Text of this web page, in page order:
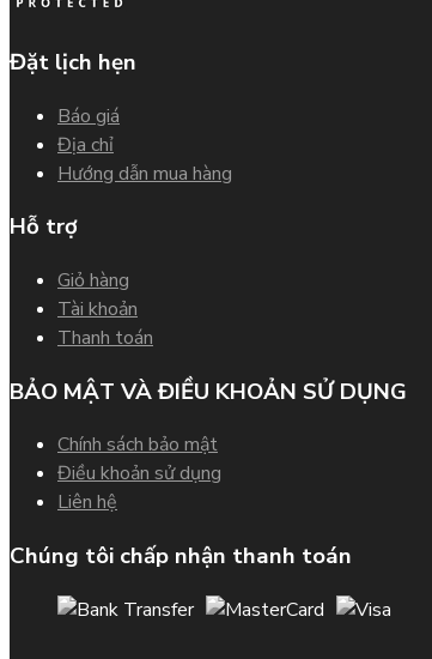
Đặt lịch hẹn
Báo giá
Địa chỉ
Hướng dẫn mua hàng
Hỗ trợ
Giỏ hàng
Tài khoản
Thanh toán
BẢO MẬT VÀ ĐIỀU KHOẢN SỬ DỤNG
Chính sách bảo mật
Điều khoản sử dụng
Liên hệ
Chúng tôi chấp nhận thanh toán